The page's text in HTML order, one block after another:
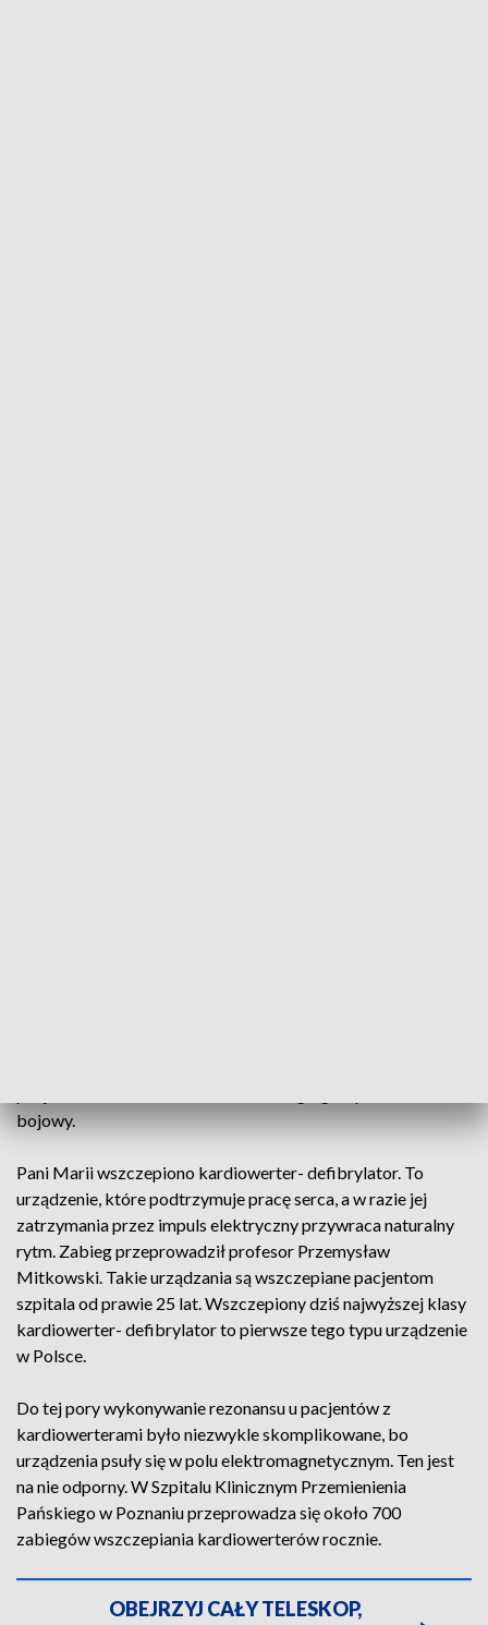
bojowy.
Pani Marii wszczepiono kardiowerter- defibrylator. To
urządzenie, które podtrzymuje pracę serca, a w razie jej
zatrzymania przez impuls elektryczny przywraca naturalny
rytm. Zabieg przeprowadził profesor Przemysław
Mitkowski. Takie urządzania są wszczepiane pacjentom
szpitala od prawie 25 lat. Wszczepiony dziś najwyższej klasy
kardiowerter- defibrylator to pierwsze tego typu urządzenie
w Polsce.
Do tej pory wykonywanie rezonansu u pacjentów z
kardiowerterami było niezwykle skomplikowane, bo
urządzenia psuły się w polu elektromagnetycznym. Ten jest
na nie odporny. W Szpitalu Klinicznym Przemienienia
Pańskiego w Poznaniu przeprowadza się około 700
zabiegów wszczepiania kardiowerterów rocznie.
OBEJRZYJ CAŁY TELESKOP,